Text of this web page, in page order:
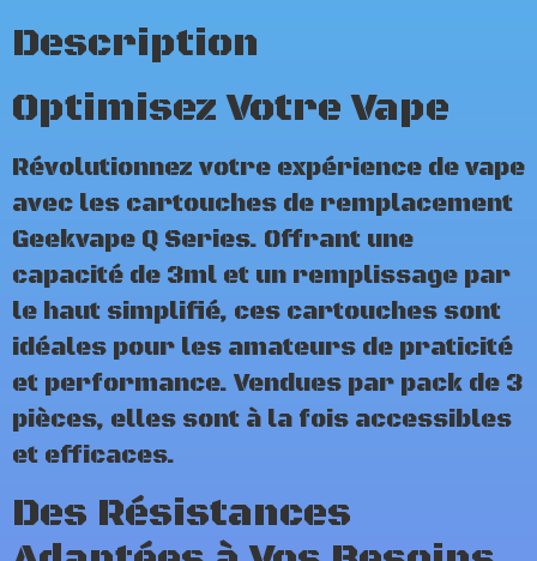
Description
Optimisez Votre Vape
Révolutionnez votre expérience de vape
avec les cartouches de remplacement
Geekvape Q Series. Offrant une
capacité de 3ml et un remplissage par
le haut simplifié, ces cartouches sont
idéales pour les amateurs de praticité
et performance. Vendues par pack de 3
pièces, elles sont à la fois accessibles
et efficaces.
Des Résistances